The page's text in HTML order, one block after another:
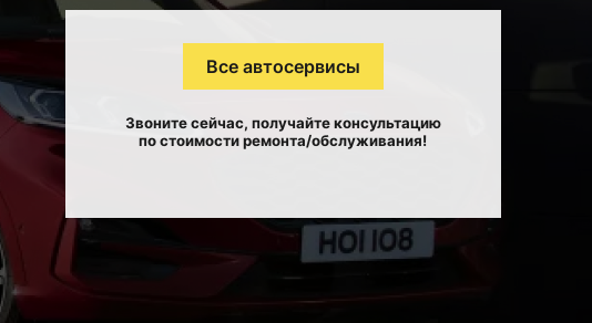
Все автосервисы
Звоните сейчас, получайте консультацию
по стоимости ремонта/обслуживания!